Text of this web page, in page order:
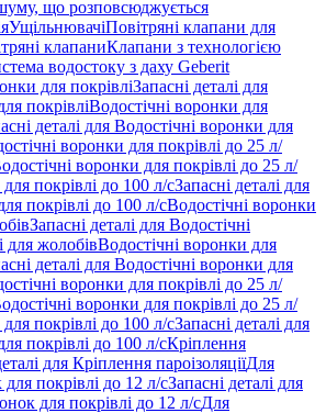
що розповсюджується
УщільнювачіПовітряні клапани для
клапаниКлапани з технологією
водостоку з даху Geberit
для покрівліЗапасні деталі для
покрівліВодостічні воронки для
деталі для Водостічні воронки для
воронки для покрівлі до 25 л/
воронки для покрівлі до 25 л/
покрівлі до 100 л/сЗапасні деталі для
покрівлі до 100 л/сВодостічні воронки
Запасні деталі для Водостічні
для жолобівВодостічні воронки для
деталі для Водостічні воронки для
воронки для покрівлі до 25 л/
воронки для покрівлі до 25 л/
покрівлі до 100 л/сЗапасні деталі для
покрівлі до 100 л/сКріплення
для Кріплення пароізоляціїДля
покрівлі до 12 л/сЗапасні деталі для
для покрівлі до 12 л/сДля